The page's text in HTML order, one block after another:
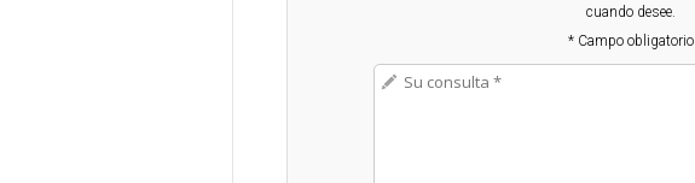
cuando desee.
* Campo obligatorio